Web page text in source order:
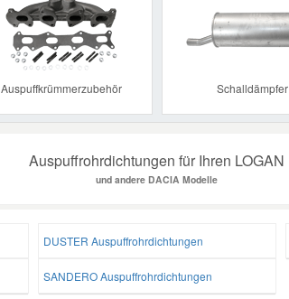
Auspuffkrümmerzubehör Schalldämpfer
Auspuffrohrdichtungen für Ihren LOGAN
und andere DACIA Modelle
DUSTER Auspuffrohrdichtungen
SANDERO Auspuffrohrdichtungen